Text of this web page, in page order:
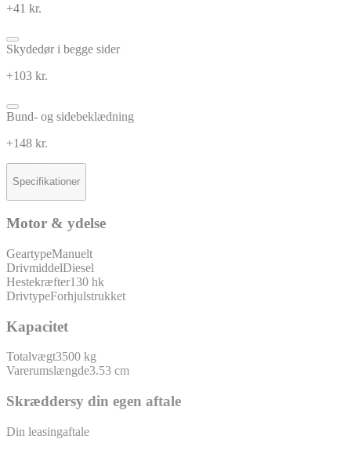
+41 kr.
Skydedør i begge sider
+103 kr.
Bund- og sidebeklædning
+148 kr.
Specifikationer
Motor & ydelse
GeartypeManuelt
DrivmiddelDiesel
Hestekræfter130 hk
DrivtypeForhjulstrukket
Kapacitet
Totalvægt3500 kg
Varerumslængde3.53 cm
Skræddersy din egen aftale
Din leasingaftale